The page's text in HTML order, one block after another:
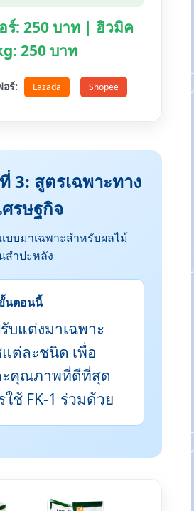
ร์: 250 บาท | ฮิวมิค
250 บาท
อร์: Lazada Shopee
3: สูตรเฉพาะทาง
รษฐกิจ
บบมาเฉพาะสำหรับผลไม้
สำปะหลัง
นตอนนี้
บแต่งมาเฉพาะ
ต่ละชนิด เพื่อ
คุณภาพที่ดีที่สุด
ใช้ FK-1 ร่วมด้วย